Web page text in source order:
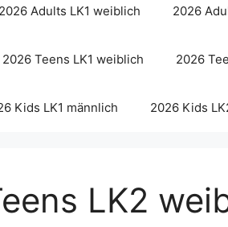
2026 Adults LK1 weiblich 2026
2026 Teens LK1 weiblich 2026
Kids LK1 männlich 2026 Kids
LK2